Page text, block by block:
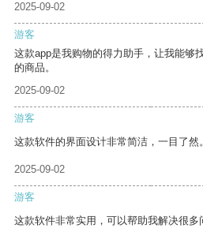
2025-09-02
游客
这款app是我购物的得力助手，让我能够
的商品。
2025-09-02
游客
这款软件的界面设计非常简洁，一目了然。
2025-09-02
游客
这款软件非常实用，可以帮助我解决很多